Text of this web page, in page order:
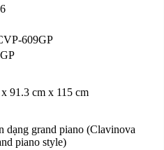
609GP
91.3 cm x 115 cm
dạng grand piano (Clavinova
piano style)